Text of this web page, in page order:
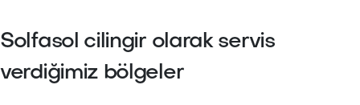
Solfasol cilingir olarak servis
verdiğimiz bölgeler